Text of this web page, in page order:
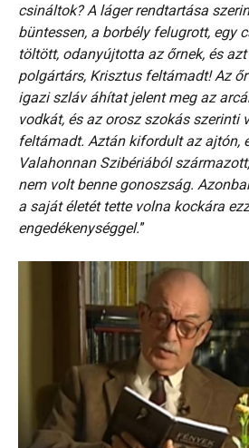
csináltok? A láger rendtartása
büntessen, a borbély felugrott, egy
töltött, odanyújtotta az őrnek, és
polgártárs, Krisztus feltámadt! Az
igazi szláv áhítat jelent meg az
vodkát, és az orosz szokás szerinti
feltámadt. Aztán kifordult az ajtón,
Valahonnan Szibériából
nem volt benne gonoszság.
a saját életét tette volna kockára
engedékenységgel.”